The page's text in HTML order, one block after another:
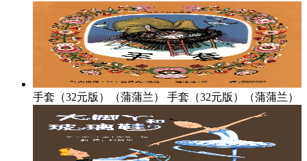
手套（32元版）（蒲蒲兰） 手套（32元版）（蒲蒲兰）